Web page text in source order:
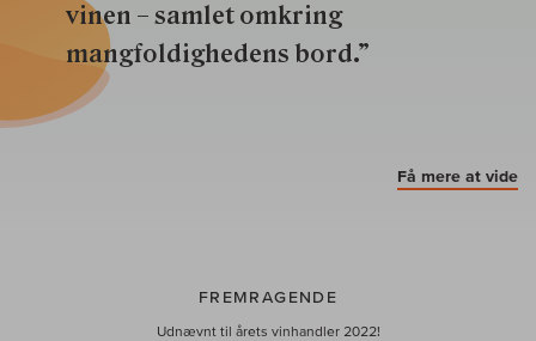
vinen – samlet omkring
mangfoldighedens bord.”
Få mere at vide
FREMRAGENDE
Udnævnt til årets vinhandler 2022!